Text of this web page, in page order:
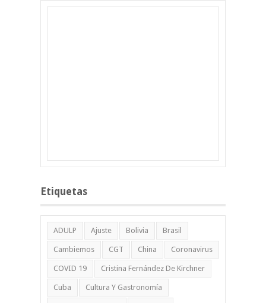
Etiquetas
ADULP Ajuste Bolivia Brasil
Cambiemos CGT China Coronavirus
COVID 19 Cristina Fernández De Kirchner
Cuba Cultura Y Gastronomía